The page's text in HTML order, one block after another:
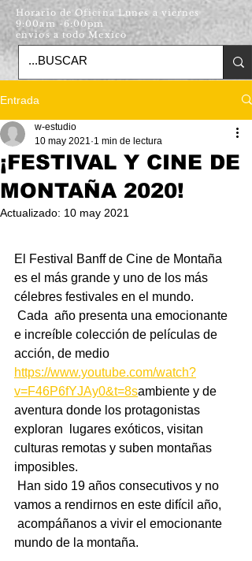
Horario de Oficina Lunes a viernes
9:00am -6:00pm
envios a todo Mexico
Entrada
¡FESTIVAL Y CINE DE
MONTAÑA 2020!
w-estudio
10 may 2021 1 min de lectura
Actualizado: 10 may 2021
El Festival Banff de Cine de Montaña
es el más grande y uno de los más
célebres festivales en el mundo.
e increíble colección de películas de
acción, de medio
https://www.youtube.com/watch?
v=F46P6fYJAy0&t=8sambiente y de
aventura donde los protagonistas
exploran  lugares exóticos, visitan
culturas remotas y suben montañas
imposibles.
vamos a rendirnos en este difícil año,
mundo de la montaña.